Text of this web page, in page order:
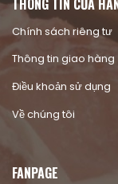
Chính sách riêng tư
Thông tin giao hàng
Điều khoản sử dụng
Về chúng tôi
FANPAGE